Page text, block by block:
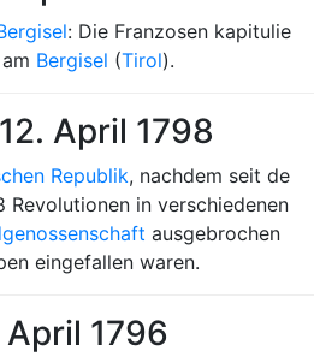
: Die Franzosen kapitulie
am Bergisel (Tirol).
April 1798
Republik, nachdem seit de
Revolutionen in verschiedenen
ausgebrochen
eingefallen waren.
1796